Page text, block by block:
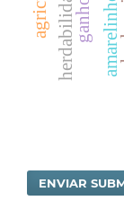
amarelinho
ENVIAR